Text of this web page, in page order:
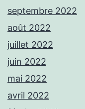
septembre 2022
août 2022
juillet 2022
juin 2022
mai 2022
avril 2022